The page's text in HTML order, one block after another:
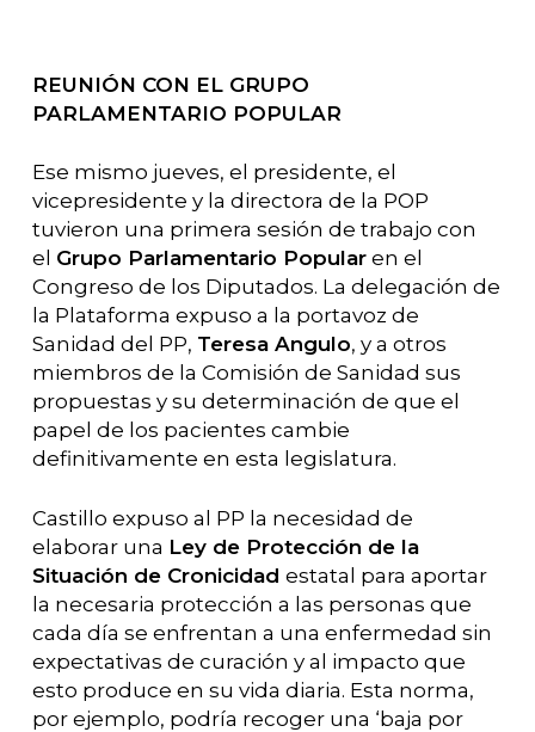
REUNIÓN CON EL GRUPO
PARLAMENTARIO POPULAR
Ese mismo jueves, el presidente, el
vicepresidente y la directora de la POP
tuvieron una primera sesión de trabajo con
el Grupo Parlamentario Popularen el
Congreso de los Diputados. La delegación de
la Plataforma expuso a la portavoz de
Sanidad del PP, Teresa Angulo, y a otros
miembros de la Comisión de Sanidad sus
propuestas y su determinación de que el
papel de los pacientes cambie
definitivamente en esta legislatura.
Castillo expuso al PP la necesidad de
elaborar una Ley de Protección de la
Situación de Cronicidad estatal para aportar
la necesaria protección a las personas que
cada día se enfrentan a una enfermedad sin
expectativas de curación y al impacto que
esto produce en su vida diaria. Esta norma,
por ejemplo, podría recoger una ‘baja por